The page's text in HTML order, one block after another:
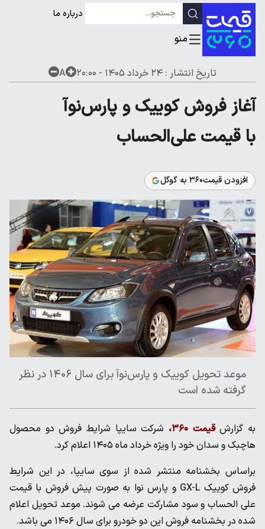
درباره ما
تاریخ انتشار : ۲۴ خرداد ۱۴۰۵ - ۲۰:۰۰ A
آغاز فروش کوییک و پارس‌نوآ
با قیمت علی‌الحساب
افزودن قیمت۳۶۰ به گوگل
موعد تحویل کوییک و پارس‌نوآ برای سال ۱۴۰۶ در نظر
گرفته شده است
به گزارشقیمت ۳۶۰،
شرکت سایپا شرایط فروش دو محصول
هاچبک و سدان خود را ویژه خرداد ماه ۱۴۰۵ اعلام کرد.
براساس بخشنامه منتشر شده از سوی سایپا، در این شرایط
فروش کوییک GX-L و پارس نوا به صورت پیش فروش با قیمت
علی الحساب و سود مشارکت عرضه می شوند. موعد تحویل اعلام
شده در بخشنامه فروش این دو خودرو برای سال ۱۴۰۶ می باشد.